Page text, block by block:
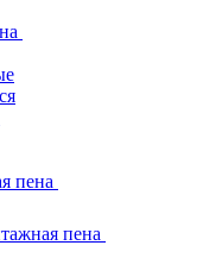
пена
пена